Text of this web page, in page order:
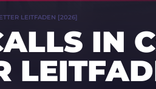
LEITFADEN [2026]
IN